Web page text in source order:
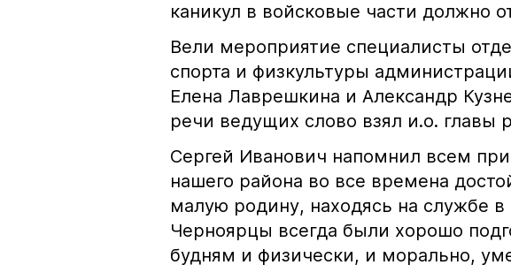
каникул в войсковые части должно
Вели мероприятие специалисты
спорта и физкультуры
Елена Лаврешкина и Александр
речи ведущих слово взял и.о. главы
Сергей Иванович напомнил всем
нашего района во все времена
малую родину, находясь на службе
Черноярцы всегда были хорошо
будням и физически, и морально,